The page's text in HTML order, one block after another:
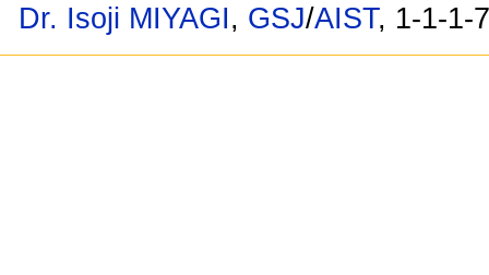
Dr. Isoji MIYAGI, GSJ/AIST, 1-1-1-